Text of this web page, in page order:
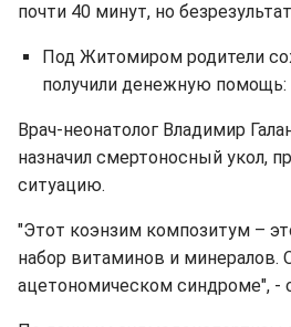
почти 40 минут, но
Под Житомиром родители
получили денежную помощь:
Врач-неонатолог Владимир
назначил смертоносный укол,
ситуацию.
"Этот коэнзим композитум –
набор витаминов и минералов.
ацетономическом синдроме", -